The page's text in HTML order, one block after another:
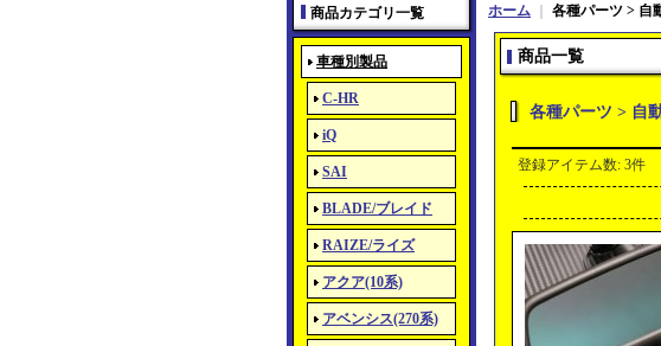
商品カテゴリ一覧
車種別製品
C-HR
iQ
SAI
BLADE/ブレイド
RAIZE/ライズ
アクア(10系)
アベンシス(270系)
ホーム 各種パーツ > 自
商品一覧
各種パーツ > 自
登録アイテム数: 3件